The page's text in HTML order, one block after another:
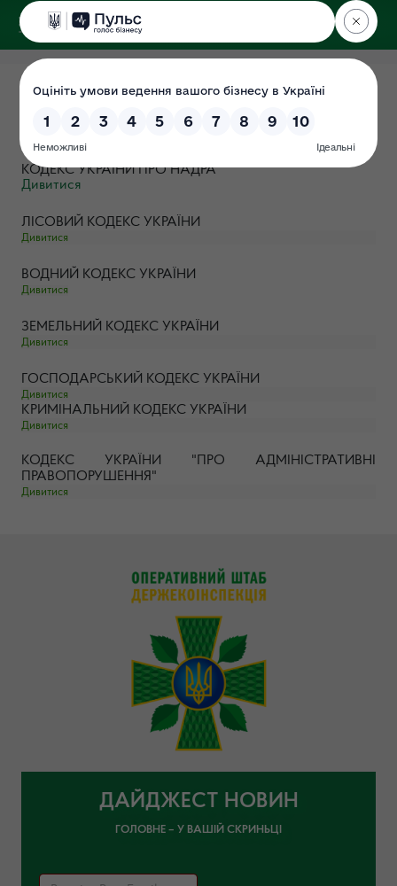
ДЕРЖЕКОІНСПЕКЦІЯ
Кодекси України
КОДЕКС УКРАЇНИ ПРО НАДРА
Дивитися
ЛІСОВИЙ КОДЕКС УКРАЇНИ
Дивитися
ВОДНИЙ КОДЕКС УКРАЇНИ
Дивитися
ЗЕМЕЛЬНИЙ КОДЕКС УКРАЇНИ
Дивитися
ГОСПОДАРСЬКИЙ КОДЕКС УКРАЇНИ
Дивитися
КРИМІНАЛЬНИЙ КОДЕКС УКРАЇНИ
Дивитися
КОДЕКС УКРАЇНИ "ПРО АДМІНІСТРАТИВНІ
ПРАВОПОРУШЕННЯ"
Дивитися
ДАЙДЖЕСТ НОВИН
ГОЛОВНЕ – У ВАШІЙ СКРИНЬЦІ